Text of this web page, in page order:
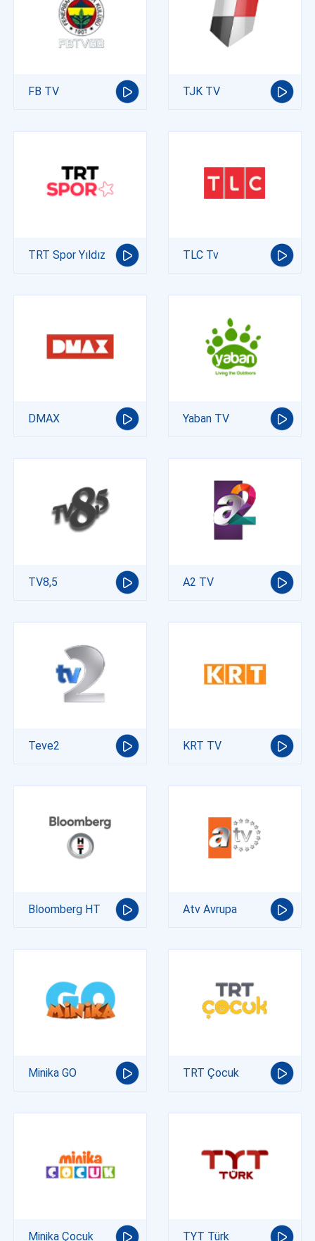
FB TV TJK TV
TRT Spor Yıldız TLC Tv
DMAX Yaban TV
TV8,5 A2 TV
Teve2 KRT TV
Bloomberg HT Atv Avrupa
Minika GO TRT Çocuk
Minika Çocuk TYT Türk